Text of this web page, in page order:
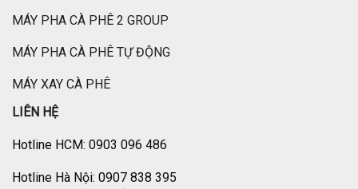
MÁY PHA CÀ PHÊ 2 GROUP
MÁY PHA CÀ PHÊ TỰ ĐỘNG
MÁY XAY CÀ PHÊ
LIÊN HỆ
Hotline HCM: 0903 096 486
Hotline Hà Nội: 0907 838 395